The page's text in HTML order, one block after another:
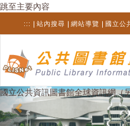
跳至主要內容
::: 站內搜尋 網站導覽 國立公
國立公共資訊圖書館全球資訊網（
Previous